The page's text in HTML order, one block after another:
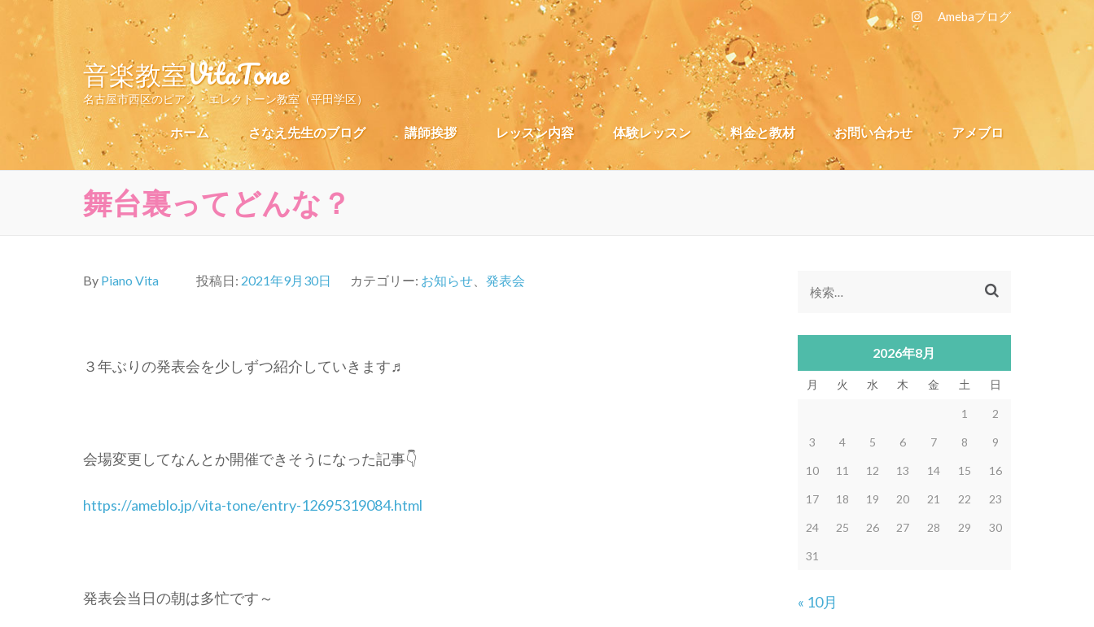
Amebaブログ
音楽教室VitaTone
名古屋市西区のピアノ・エレクトーン教室（平田学区）
ホーム さなえ先生のブログ 講師挨拶 レッスン内容 体験レッスン 料金と教材 お問い合わせ アメブロ
舞台裏ってどんな？
By Piano Vita 投稿日: 2021年9月30日 カテゴリー: お知らせ 発表会
３年ぶりの発表会を少しずつ紹介していきます♬
会場変更してなんとか開催できそうになった記事👇
https://ameblo.jp/vita-tone/entry-12695319084.html
発表会当日の朝は多忙です～
検
2026年8月
月 火 水 木 金 土 日
1 2
3 4 5 6 7 8 9
10 11 12 13 14 15 16
17 18 19 20 21 22 23
24 25 26 27 28 29 30
31
« 10月